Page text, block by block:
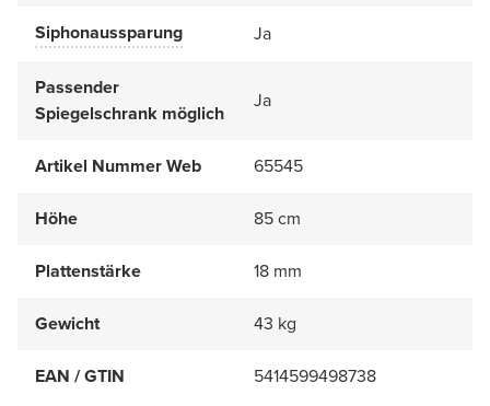
Siphonaussparung Ja
Passender
Spiegelschrank möglich
Ja
Artikel Nummer Web 65545
Höhe 85 cm
Plattenstärke 18 mm
Gewicht 43 kg
EAN / GTIN
5414599498738